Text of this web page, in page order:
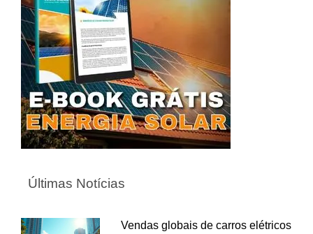
Últimas Notícias
Vendas globais de carros elétricos